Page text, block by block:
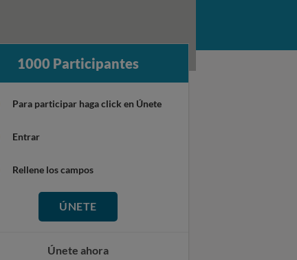
1000 Participantes
Para participar haga click en Únete
Entrar
Rellene los campos
ÚNETE
Únete ahora